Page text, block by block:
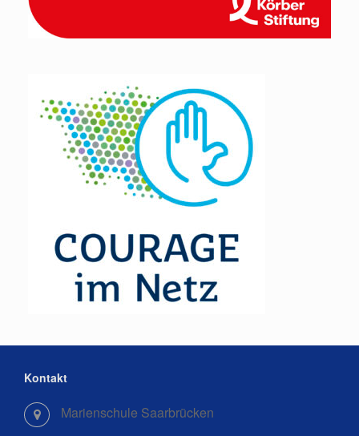
Kontakt
Marienschule Saarbrücken